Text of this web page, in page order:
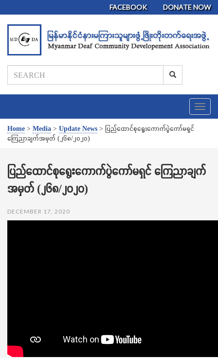
FACEBOOK DONATE NOW
T
o
n
a
Home > Media > Update News > ပြည်ထောင်စုရွေးကောက်ပွဲကော်မရှင်
ကြေညာချက်အမှတ် (၂၆၈/၂၀၂၀)
ပြည်ထောင်စုရွေးကောက်ပွဲကော်မရှင် ကြေညာချက်
အမှတ် (၂၆၈/၂၀၂၀)
DECEMBER 17, 2020